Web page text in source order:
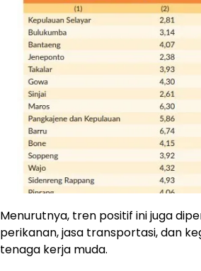
Menurutnya, tren positif ini juga
perikanan, jasa transportasi, dan
tenaga kerja muda.